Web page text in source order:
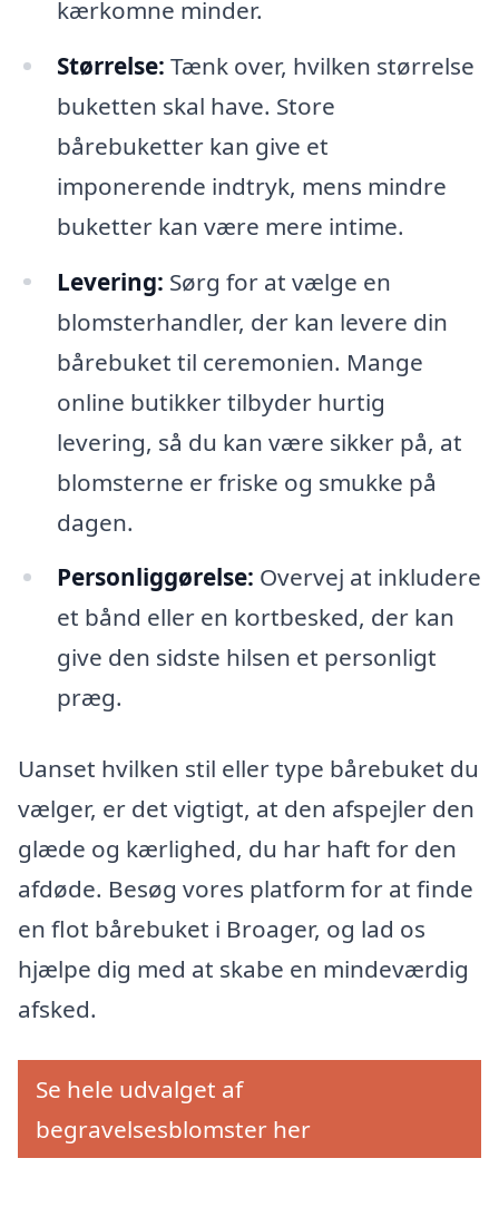
kærkomne minder.
Størrelse: Tænk over, hvilken størrelse
buketten skal have. Store
bårebuketter kan give et
imponerende indtryk, mens mindre
buketter kan være mere intime.
Levering: Sørg for at vælge en
blomsterhandler, der kan levere din
bårebuket til ceremonien. Mange
online butikker tilbyder hurtig
levering, så du kan være sikker på, at
blomsterne er friske og smukke på
dagen.
Personliggørelse: Overvej at inkludere
et bånd eller en kortbesked, der kan
give den sidste hilsen et personligt
præg.
Uanset hvilken stil eller type bårebuket du
vælger, er det vigtigt, at den afspejler den
glæde og kærlighed, du har haft for den
afdøde. Besøg vores platform for at finde
en flot bårebuket i Broager, og lad os
hjælpe dig med at skabe en mindeværdig
afsked.
Se hele udvalget af
begravelsesblomster her